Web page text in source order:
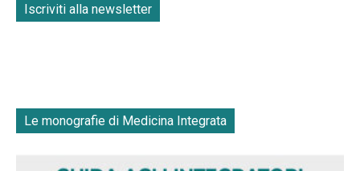
Iscriviti alla newsletter
Le monografie di Medicina Integrata